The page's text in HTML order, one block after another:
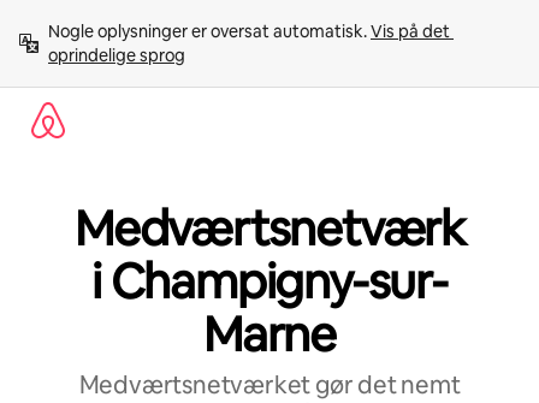
videre
indhold
Nogle oplysninger er oversat automatisk. Vis på det
oprindelige sprog
Medværtsnetværk
i Champigny-sur-
Marne
Medværtsnetværket gør det nemt